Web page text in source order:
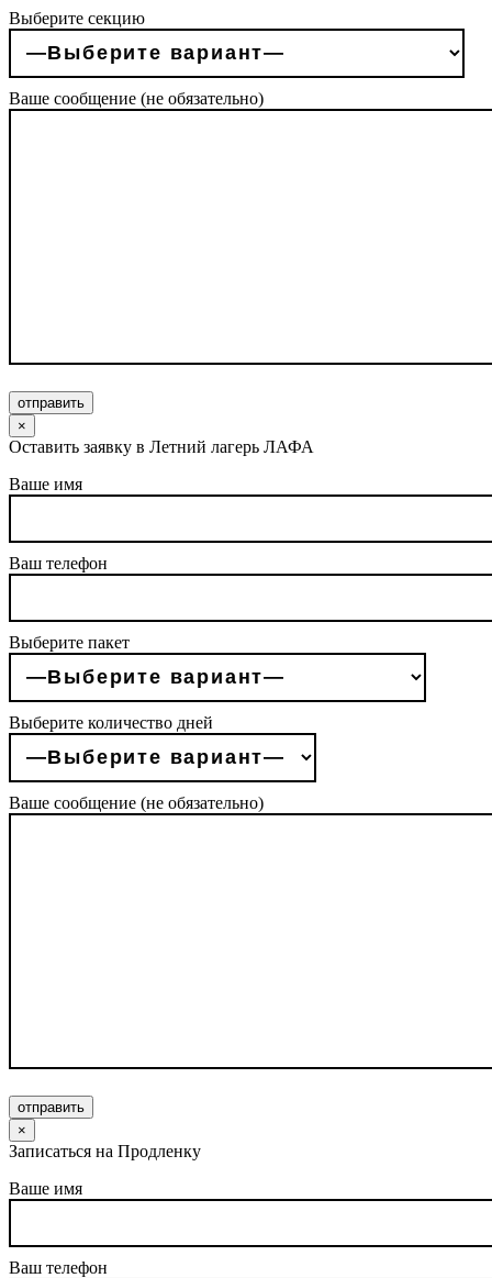
Выберите секцию
Ваше сообщение (не обязательно)
отправить
×
Оставить заявку в Летний лагерь ЛАФА
Ваше имя
Ваш телефон
Выберите пакет
Выберите количество дней
Ваше сообщение (не обязательно)
отправить
×
Записаться на Продленку
Ваше имя
Ваш телефон